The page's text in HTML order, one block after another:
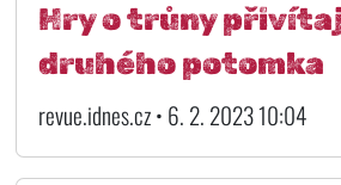
Hry o trůny
druhého potomka
revue.idnes.cz • 6. 2. 2023 10:04